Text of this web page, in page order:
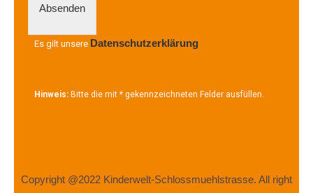
Absenden
Es gilt unsere Datenschutzerklärung
Hinweis: Bitte die mit * gekennzeichneten Felder ausfüllen.
Copyright @2022 Kinderwelt-Schlossmuehlstrasse. All right